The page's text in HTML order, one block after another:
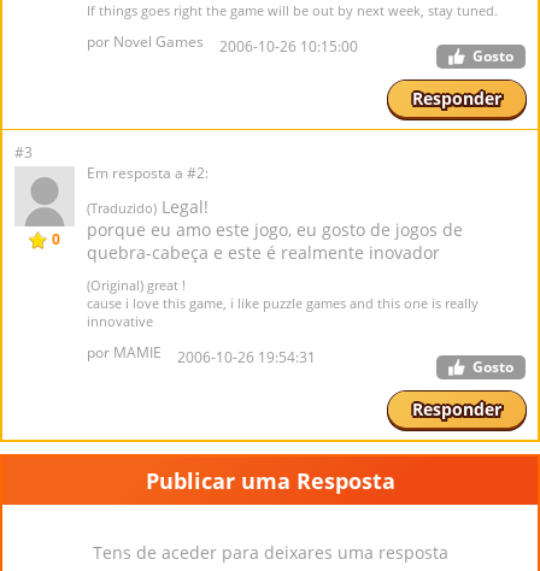
If things goes right the game will be out by next week, stay tuned.
por Novel Games 2006-10-26 10:15:00 Gosto
Responder
#3
0
Em resposta a #2:
(Traduzido) Legal!
porque eu amo este jogo, eu gosto de jogos de
quebra-cabeça e este é realmente inovador
(Original) great !
cause i love this game, i like puzzle games and this one is really
innovative
por MAMIE 2006-10-26 19:54:31 Gosto
Responder
Publicar uma Resposta
Tens de aceder para deixares uma resposta